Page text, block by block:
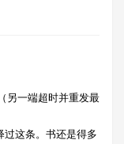
另一端超时并重发最
过这条。书还是得多